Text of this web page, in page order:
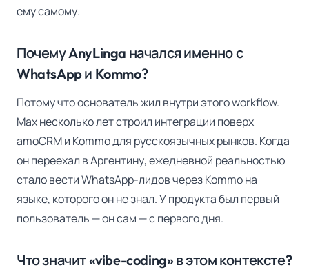
ему самому.
Почему AnyLinga начался именно с
WhatsApp и Kommo?
Потому что основатель жил внутри этого workflow.
Max несколько лет строил интеграции поверх
amoCRM и Kommo для русскоязычных рынков. Когда
он переехал в Аргентину, ежедневной реальностью
стало вести WhatsApp-лидов через Kommo на
языке, которого он не знал. У продукта был первый
пользователь — он сам — с первого дня.
Что значит «vibe-coding» в этом контексте?